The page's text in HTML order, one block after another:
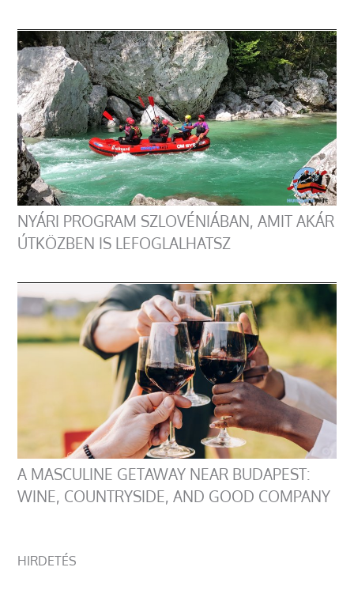
NYÁRI PROGRAM SZLOVÉNIÁBAN, AMIT AKÁR
ÚTKÖZBEN IS LEFOGLALHATSZ
A MASCULINE GETAWAY NEAR BUDAPEST:
WINE, COUNTRYSIDE, AND GOOD COMPANY
HIRDETÉS